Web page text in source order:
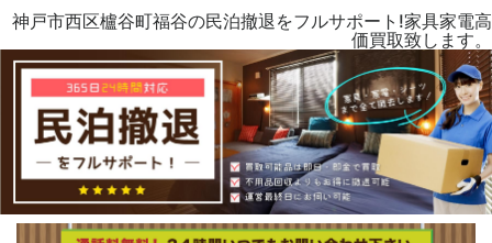
神戸市西区櫨谷町福谷の民泊撤退をフルサポート!家具家電高
価買取致します。